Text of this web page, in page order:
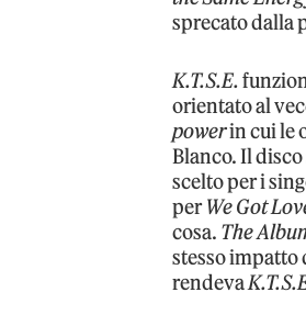
sprecato dalla
K.T.S.E.
orientato al
powerin cui le
Blanco. Il
scelto per i
perWe Got
cosa. The
stesso impatto
rendeva